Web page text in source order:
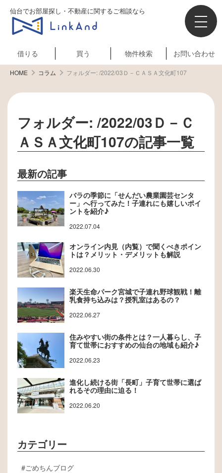
仙台でお部屋探し・不動産に関するご相談なら
借りる 買う 物件検索 お問い合わせ
HOME コラム フォルダー:/2022/03Ｄ－ＣＡＳＡ文化町107
フォルダー:/2022/03Ｄ－Ｃ
ＡＳＡ文化町107の記事一覧
最新の記事
バラの季節に「せんだい農業園芸センタ
ー」へ行ってみた！子連れにも嬉しいポイ
ントを紹介♪
2022.07.04
オンライン内見（内覧）で聞くべきポイン
トは？メリット・デメリットも解説
2022.06.30
楽天生命パーク宮城で子連れ野球観戦！離
乳食持ち込みは？授乳室はあるの？
2022.06.27
住みやすい街の条件とは？一人暮らし、子
育て世帯におすすめの仙台の地域も紹介♪
2022.06.23
進化し続ける街「長町」子育て世帯に選ば
れるその理由に迫る！
2022.06.20
カテゴリー
ごめちんブログ